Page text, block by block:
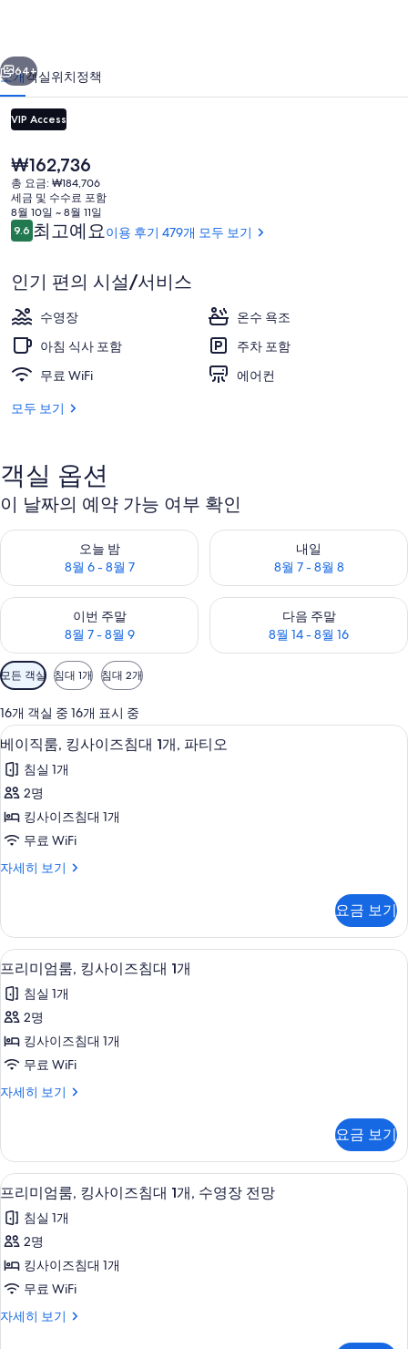
-
타
운
&
데
저
트
티
크
호
텔
의
진
갤
러
다음
64+
소개객실위치정책
VIP Access
현
재
가
격
은
₩162,736
₩162,736
총 요금: ₩184,706
세금 및 수수료 포함
8월 10일 ~ 8월 11일
이
용
기
9.610점 만점 중 9.6점.
최고예요이용 후기 479개 모두 보기
인기 편의 시설/서비스
수영장
온수 욕조
아침 식사 포함
주차 포함
무료 WiFi
에어컨
모두 보기
객실 옵션
이 날짜의 예약 가능 여부 확인
오늘 밤
8월 6 - 8월 7
오늘 밤 예약 가능 여부 확인, 8월 6 - 8월 7
내일
8월 7 - 8월 8
내일 예약 가능 여부 확인, 8월
이번 주말
8월 7 - 8월 9
이번 주말 예약 가능 여부 확인, 8월 7 - 8월 9
다음 주말
8월 14 - 8월 16
다음 주말 예약 가능 여부 확인,
객
실
에
사
용
가
능
한
터
모든 객실 침대 1개 침대 2개
16개 객실 중 16개 표시 중
베
이
직
룸,
킹
이
침
대
1
개,
파
티
오
사
두
보
기
고급 침구, 객실 내 금고, 다리미/다리
3
베이직룸, 킹사이즈침대 1개, 파티오
침실 1개
2명
킹사이즈침대 1개
무료 WiFi
자세히 보기
베
킹
사
이
침
대
개,
파
오
보
기
요금 보기
프
리
미
엄
룸,
사
즈
침
대
개
사
진
모
프리미엄룸, 킹사이즈침대 1개 | 고급
3
프리미엄룸, 킹사이즈침대 1개
침실 1개
2명
킹사이즈침대 1개
무료 WiFi
자세히 보기
프
룸,
킹
사
즈
침
개
세
요금 보기
프
리
미
엄
룸,
사
고급 침구, 객실 내 금고, 다리미/다리
8
프리미엄룸, 킹사이즈침대 1개, 수영장 전망
침실 1개
2명
킹사이즈침대 1개
무료 WiFi
자세히 보기
프